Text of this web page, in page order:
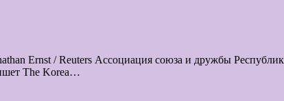
Ernst / Reuters Ассоциация союза и дружбы
The Korea…